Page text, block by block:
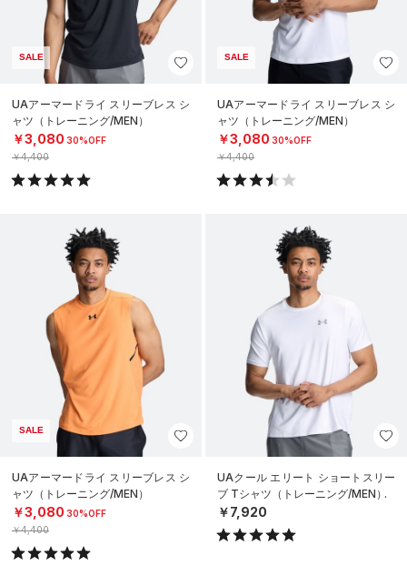
SALE
UAアーマードライ スリーブレス シ
ャツ（トレーニング/MEN）
￥3,080 30%OFF
￥4,400
SALE
UAアーマードライ スリーブレス シ
ャツ（トレーニング/MEN）
￥3,080 30%OFF
￥4,400
SALE
UAアーマードライ スリーブレス シ
ャツ（トレーニング/MEN）
￥3,080 30%OFF
￥4,400
UAクール エリート ショートスリー
ブ Tシャツ（トレーニング/MEN）
￥7,920